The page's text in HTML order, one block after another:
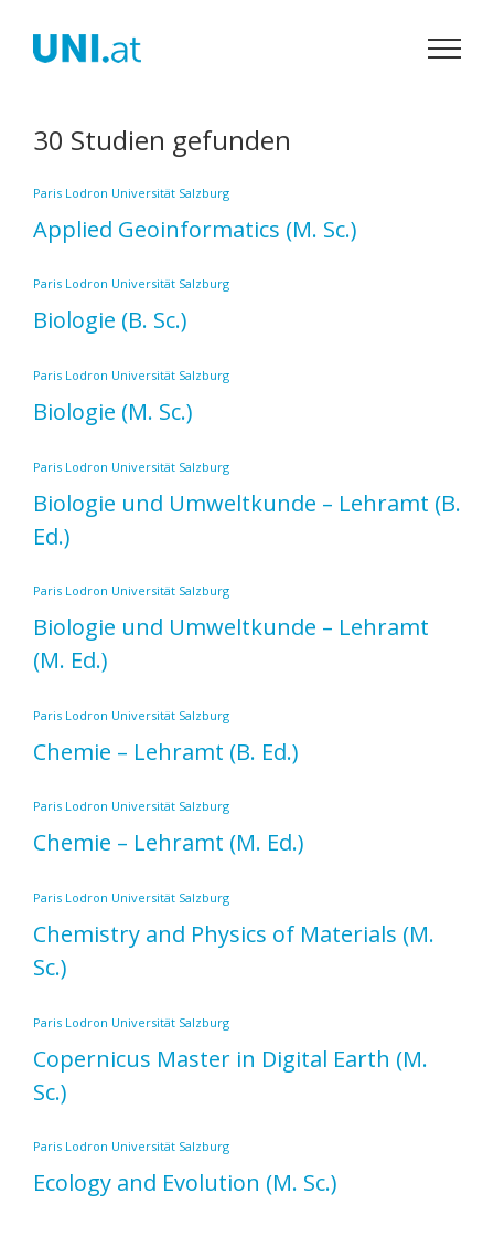
Inhalt
springen
30 Studien gefunden
Paris Lodron Universität Salzburg
Applied Geoinformatics (M. Sc.)
Paris Lodron Universität Salzburg
Biologie (B. Sc.)
Paris Lodron Universität Salzburg
Biologie (M. Sc.)
Paris Lodron Universität Salzburg
Biologie und Umweltkunde – Lehramt (B.
Ed.)
Paris Lodron Universität Salzburg
Biologie und Umweltkunde – Lehramt
(M. Ed.)
Paris Lodron Universität Salzburg
Chemie – Lehramt (B. Ed.)
Paris Lodron Universität Salzburg
Chemie – Lehramt (M. Ed.)
Paris Lodron Universität Salzburg
Chemistry and Physics of Materials (M.
Sc.)
Paris Lodron Universität Salzburg
Copernicus Master in Digital Earth (M.
Sc.)
Paris Lodron Universität Salzburg
Ecology and Evolution (M. Sc.)